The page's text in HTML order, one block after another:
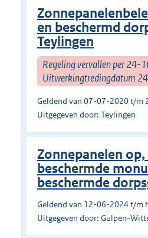
en beschermd
Teylingen
Regeling vervallen per 24-
Uitwerkingtredingdatum
Geldend van 07-07-2020 t/m
Uitgegeven door: Teylingen
Zonnepanelen
beschermde
beschermde
Geldend van 12-06-2024 t/m
Uitgegeven door: Gulpen-